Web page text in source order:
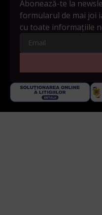
Abonează-te la
formularul de mai joi
cu toate informațiile